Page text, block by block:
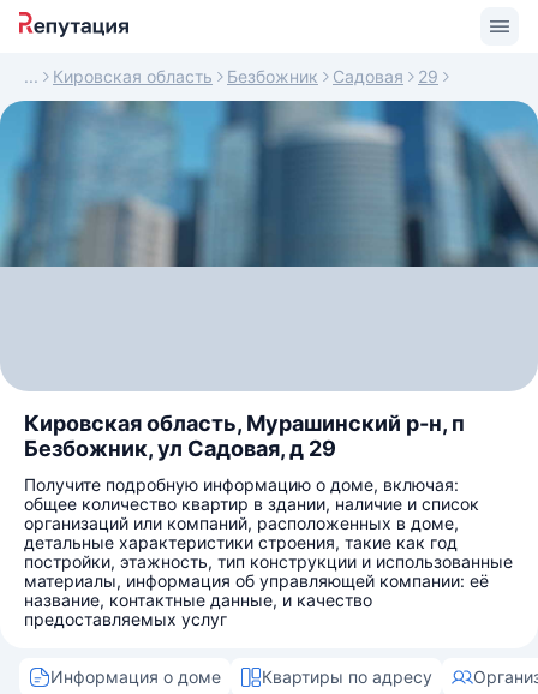
Кировская область Безбожник Садовая 29
Кировская область, Мурашинский р-н, п
Безбожник, ул Садовая, д 29
Получите подробную информацию о доме, включая:
общее количество квартир в здании, наличие и список
организаций или компаний, расположенных в доме,
детальные характеристики строения, такие как год
постройки, этажность, тип конструкции и использованные
материалы, информация об управляющей компании: её
название, контактные данные, и качество
предоставляемых услуг
Информация о доме Квартиры по адресу